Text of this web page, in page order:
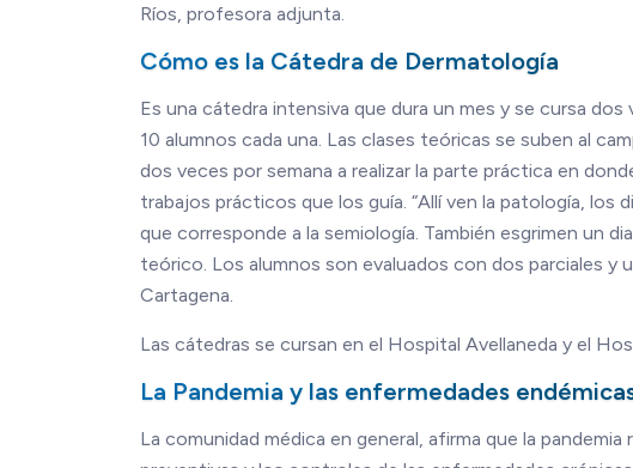
Ríos, profesora adjunta.
Cómo es la Cátedra de Dermatología
Es una cátedra intensiva que dura un mes y se cursa
10 alumnos cada una. Las clases teóricas se suben al
dos veces por semana a realizar la parte práctica en
trabajos prácticos que los guía. “Allí ven la patología,
que corresponde a la semiología. También esgrimen un
teórico. Los alumnos son evaluados con dos parciales y
Cartagena.
Las cátedras se cursan en el Hospital Avellaneda y el
La Pandemia y las enfermedades
La comunidad médica en general, afirma que la